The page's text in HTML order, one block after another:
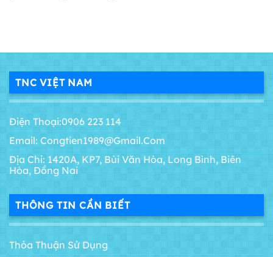
TNC VIỆT NAM
Điện Thoại:0906 223 114
Email: Congtien1989@gmail.com
Địa Chỉ: 1420A, KP7, Bùi Văn Hòa, Long Bình, Biên
Hòa, Đồng Nai
THÔNG TIN CẦN BIẾT
Thỏa Thuận Sử Dụng